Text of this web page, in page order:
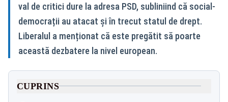
val de critici dure la adresa PSD, subliniind că social-
democrații au atacat și în trecut statul de drept.
Liberalul a menționat că este pregătit să poarte
această dezbatere la nivel european.
CUPRINS